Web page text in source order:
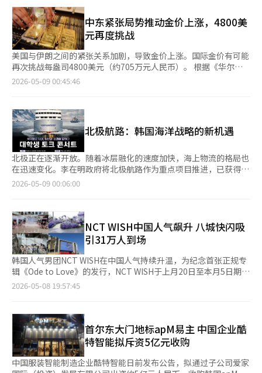
速适配验证体系。这一体系加快了与全球制药公司的谈判进程。
此外，基特鲁达SC在美国获得了J-code，预计将减轻处方和保险
索赔的负担，加快转换速度。公司预计，相关里程碑收益将从下半
年开始正式反映。 阿尔特奥根首席执行官全泰妍表示：“海博酶
平台的全球需求正在扩大，我们将通过进一步的技术出口和商业
化，增强版税和供应收入基础。” ◆北京韩美首次年销售突破
4000亿，韩美制药成为现金创造源 韩美制药的中国子公司北京韩
美制药有限公司自成立以来首次年销售突破4000亿韩元，成为集
4024亿韩元，营业利润为777亿韩元。这一成绩被认为是基于自
1996年成立以来持续推进的本地化战略和产品竞争力，在中国药
品市场波动中保持稳定增长的结果。 基于这一业绩，韩美制药的
财务贡献也在扩大。韩美制药持有北京韩美73.68%的股份，去年
获得约90亿韩元的股息收入。自2009年以来，累计股息金额约为
1380亿韩元。2026年的股息总额为385亿韩元，其中约284亿韩元
归属于韩美制药。 北京韩美的稳定现金流为韩美制药的研发
（R&D）投资和全球业务扩展提供了资金支持，增强了集团整体的
络，提高了市场应对能力，同时通过生产工艺优化和生产基地扩展
增强了成本竞争力。 在产品组合方面，北京韩美以便秘药“利
通”、止咳药“依安平”、化痰药“依坦晶”等现有主力产品为基
础，保持稳定销售，同时在高血压、糖尿病等慢性病领域扩展产品
线，推动增长动力多元化。 北京韩美相关人士表示：“基于本地
化战略，继续保持稳定增长，为集团的全球竞争力提升做出贡
献。” ◆西珍第一季度营业利润增长58%，HPV和GI领域业绩改
亿韩元，营业利润为236亿韩元。销售额同比增长11.3%，营业利
润增长58.6%，延续了上季度的盈利改善趋势。 推动增长的是非呼
吸类综合产品线。该部门的销售额同比增长32.6%，消化道
（GI）、人乳头瘤病毒（HPV）、性传播感染（STI）产品线均增
长超过30%。 特别是HPV产品线的主要招标中标和筛查市场的扩
尹建永议员发起示威，8日则由蔡贤日议员继续进行。9日将由李海
植议员，10日由金南根、朴周敏议员，竣工前一天的11日则由朴
敏圭、李珠熙议员接力示威。 前一天，正元吴阵营的“吴世勋十
年审判总部”在首尔钟路区光华门广场召开记者会，呼吁“特权疑
云、血税浪费、程序被忽视交织的草率行政”，强调“应优先进行
审计而非竣工”。 正元吴方面认为，“感谢的花园”是在升旗台
安装计划搁置后转变为草率项目。该项目在推进过程中未进行地方
财政投资审查的新程序，且在条件性批准时未完成经济性分析的补
表示：“随着选举临近，恶意抓住把柄”，并指出“感谢的花园推
进程序只需补充即可”。 当天，吴世勋在首尔数字同行广场恩平
中心发布照顾承诺后与记者会面时表示：“感谢的花园几乎完
成”，并指出“首尔市一再强调，光华门广场是国家象征空间，在
国家象征空间安装象征性雕塑是理所当然的”。※ 本报道经人工
智能（AI）系统翻译与编辑。
中东紧张局势推动金价上涨，4800美
元再度挑战
美国与伊朗之间的紧张关系加剧，导致金价上涨。国际金价有可能
再次挑战每盎司4800美元（约705万元人民币）。 根据《华尔街
日报》（WSJ）8日报道，金现货价格在亚洲市场开盘初期上涨
强，推动了金价的上涨。 XS.com的业务开发总监西蒙-彼得·马萨
布尼分析称：“只要金价维持在每盎司4680美元（约687万元人民
币）以上，涨势将持续。”他表示：“这一价格区间作为即时支撑
位，最近的突破刺激了自动交易程序的买入和机构资金的流入。”
马萨布尼认为，如果上涨动力持续，金价再次测试心理阻力位
4800美元的可能性将增大。金现货价格在盘中一度上涨至4725.32
美元（约694万元人民币），涨幅扩大至1.0%。 DHF资本的首席
执行官巴斯·科伊吉表示：“投资者将通过美国就业数据寻找经济
翻译与编辑。
2026-05-09 00:45:46
北极航路：韩国海洋战略的新机遇
北极正在逐渐开放。随着冰层融化的速度加快，海上物流的格局也
在迅速变化。李在明政府将北极航路作为重点项目推进，已获得制
度性基础，重新引起关注。随着国务总理直属北极航路委员会的成
路的核心在于距离。现有的亚洲-欧洲航路经过苏伊士运河，约为2
万公里，而通过北极的北极海航路可以将距离缩短30%至40%。
运输时间的缩短直接导致成本的降低，这是全球物流竞争力的关键
因素。航运最终是一个“时间产业”，一天的减少将改变竞争力。
这一变化不仅仅是物流成本的问题。北极航路是一个涉及能源、资
源、军事和环境的复杂战略空间。俄罗斯将北极航路置于国家战略
的核心，而中国也积极参与，提出“冰上丝绸之路”。美国和欧洲
也在扩大对北极地区治理的影响力。北极不再是边缘地区，而是新
不参与，就会被排除在外。北极航路不是一个“准备好就能进入的
市场”，而是一个从现在开始准备，否则将永远错失的市场。这次
特别法的通过正是这一点的体现。它为政策推进提供了法律依据，
并整合了分散在各部门的职能，意味着我们已经站在了起跑线上。
特别是国务总理直属委员会的成立具有象征意义。北极航路不是海
洋水产部单独可以推进的项目。外交、国防、产业、环境和科技必
2026-05-09 00:06:00
NCT WISH中国人气飙升 八城快闪吸
引31万人到场
韩国人气男团NCT WISH在中国人气持续升温，为纪念首张正规专
辑《Ode to Love》的发行，NCT WISH于上月20日至本月5日期间
携手QQ音乐，在中国8座城市成功举行快闪活动。 此次快闪活动
空间，还推出丰富的粉丝互动内容，累计吸引约31万人次到场，再
次证明了NCT WISH在中国的人气与影响力。 《Ode to Love》此
前已在中国市场取得亮眼成绩，不仅登上QQ音乐韩国MV周榜冠
军，还拿下QQ音乐“白金认证”（销售额突破人民币100万元），
并同时夺得腾讯音乐旗下五大音源平台综合K-POP周榜冠军，展现
2026-05-08 19:57:45
首尔东大门地标apM易主 中国企业酷
特智能拟斥资5亿元收购
中国服装智能制造企业酷特智能日前发布公告，拟通过子公司爱家